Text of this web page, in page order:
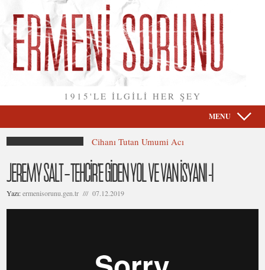
1915'LE İLGİLİ HER ŞEY
MENU
Cihanı Tutan Umumi Acı
JEREMY SALT – TEHCİR’E GİDEN YOL VE VAN İSYANI -I
Yazı:ermenisorunu.gen.tr /// 07.12.2019